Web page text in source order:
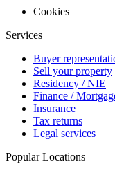
Cookies
Services
Buyer
Sell your property
Residency / NIE
Finance /
Insurance
Tax returns
Legal services
Popular Locations